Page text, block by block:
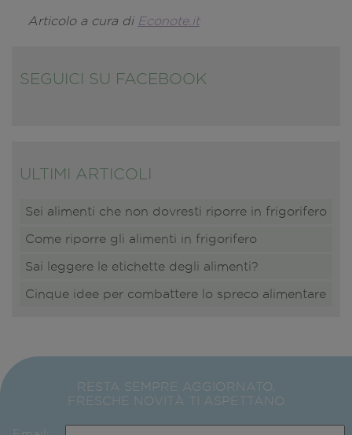
Articolo a cura di Econote.it
SEGUICI SU FACEBOOK
ULTIMI ARTICOLI
Sei alimenti che non dovresti riporre in frigorifero
Come riporre gli alimenti in frigorifero
Sai leggere le etichette degli alimenti?
Cinque idee per combattere lo spreco alimentare
RESTA SEMPRE AGGIORNATO,
FRESCHE NOVITÀ TI ASPETTANO